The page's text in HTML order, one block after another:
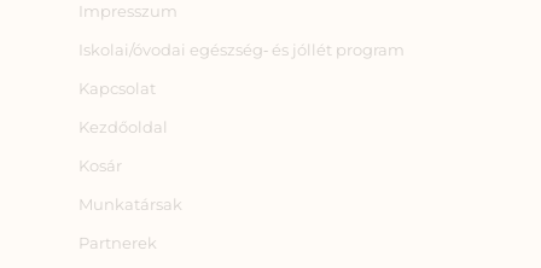
Impresszum
Iskolai/óvodai egészség‑ és jóllét program
Kapcsolat
Kezdőoldal
Kosár
Munkatársak
Partnerek